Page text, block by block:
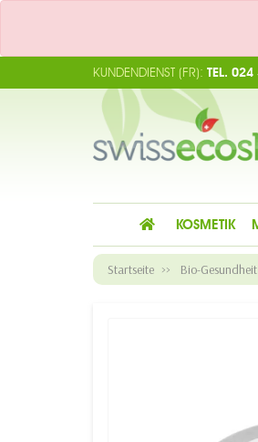
KUNDENDIENST (FR): TEL.
KOSMETIK
Startseite Bio-Gesundheit